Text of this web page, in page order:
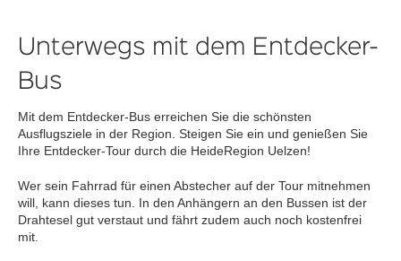
Unterwegs mit dem Entdecker-
Bus
Mit dem Entdecker-Bus erreichen Sie die schönsten
Ausflugsziele in der Region. Steigen Sie ein und genießen Sie
Ihre Entdecker-Tour durch die HeideRegion Uelzen!
Wer sein Fahrrad für einen Abstecher auf der Tour mitnehmen
will, kann dieses tun. In den Anhängern an den Bussen ist der
Drahtesel gut verstaut und fährt zudem auch noch kostenfrei
mit.